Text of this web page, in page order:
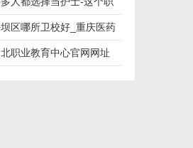
区哪所卫校好_重庆医药
职业教育中心官网网址